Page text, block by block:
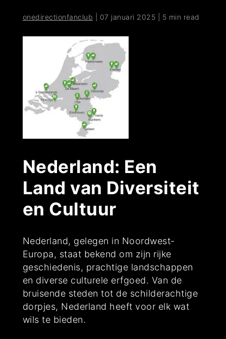
onedirectionfanclub 07 januari 2025 5 min read
Nederland: Een
Land van Diversiteit
en Cultuur
Nederland, gelegen in Noordwest-
Europa, staat bekend om zijn rijke
geschiedenis, prachtige landschappen
en diverse culturele erfgoed. Van de
bruisende steden tot de schilderachtige
dorpjes, Nederland heeft voor elk wat
wils te bieden.